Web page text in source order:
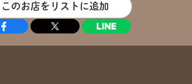
このお店をリストに追加